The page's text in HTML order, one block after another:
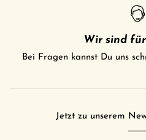
Wir sind
Bei Fragen kannst Du uns
Jetzt zu unserem